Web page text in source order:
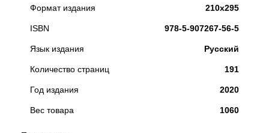
Формат издания 210х295
ISBN 978-5-907267-56-5
Язык издания Русский
Количество страниц 191
Год издания 2020
Вес товара 1060